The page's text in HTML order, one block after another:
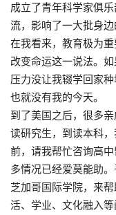
成立了青年科学家俱
流，影响了一大批身边
在我看来，教育极为
改变命运这一说法。
压力没让我辍学回家
也就没有我的今天。
到了美国之后，很多
读研究生，到读本科
前，请我帮忙咨询高
多情况已经爱莫能助
芝加哥国际学院，来
活、学业、文化融入